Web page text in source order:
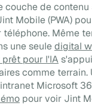
couche de
Mobile (PWA)
Même
une seuledigital
pour l'IA
comme terrain.
Microsoft
pour voir Jint